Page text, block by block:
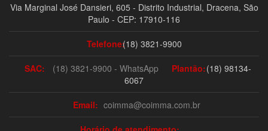
Via Marginal José Dansieri, 605 - Distrito Industrial, Dracena, São
Paulo - CEP: 17910-116
Telefone:(18) 3821-9900
SAC: (18) 3821-9900 - WhatsApp Plantão:(18) 98134-
6067
Email: coimma@coimma.com.br